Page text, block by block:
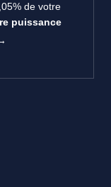
de votre
puissance